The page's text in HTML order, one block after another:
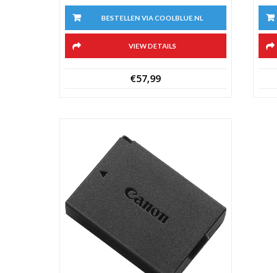
BESTELLEN VIA COOLBLUE.NL
VIEW DETAILS
€57,99